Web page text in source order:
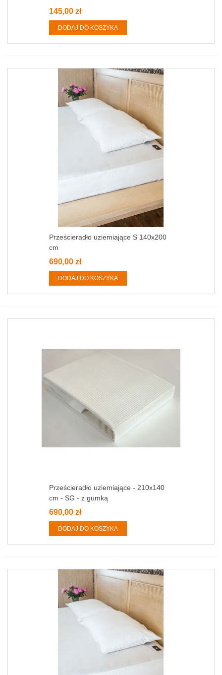
145,00 zł
DODAJ DO KOSZYKA
Prześcieradło uziemiające S 140x200
cm
690,00 zł
DODAJ DO KOSZYKA
Prześcieradło uziemiające - 210x140
cm - SG - z gumką
690,00 zł
DODAJ DO KOSZYKA